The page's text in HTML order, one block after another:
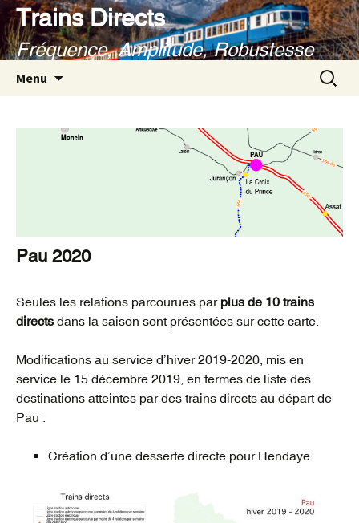
Aller
au
contenu
Trains Directs
Fréquence, Amplitude, Robustesse
Menu
Pau 2020
Seules les relations parcourues par plus de 10 trains
directs dans la saison sont présentées sur cette carte.
Modifications au service d’hiver 2019-2020, mis en
service le 15 décembre 2019, en termes de liste des
destinations atteintes par des trains directs au départ de
Pau :
Création d’une desserte directe pour Hendaye